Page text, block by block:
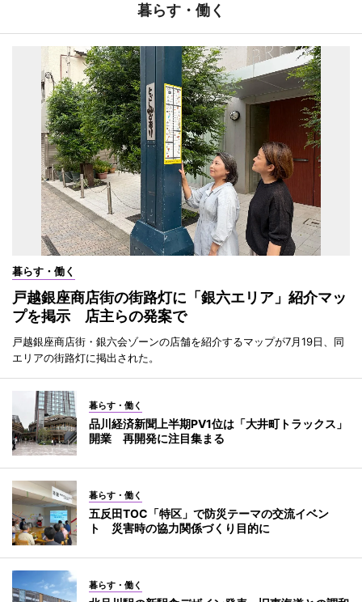
暮らす・働く
暮らす・働く
戸越銀座商店街の街路灯に「銀六エリア」紹介マッ
プを掲示 店主らの発案で
戸越銀座商店街・銀六会ゾーンの店舗を紹介するマップが7月19日、同
エリアの街路灯に掲出された。
暮らす・働く
品川経済新聞上半期PV1位は「大井町トラックス」
開業 再開発に注目集まる
暮らす・働く
五反田TOC「特区」で防災テーマの交流イベン
ト 災害時の協力関係づくり目的に
暮らす・働く